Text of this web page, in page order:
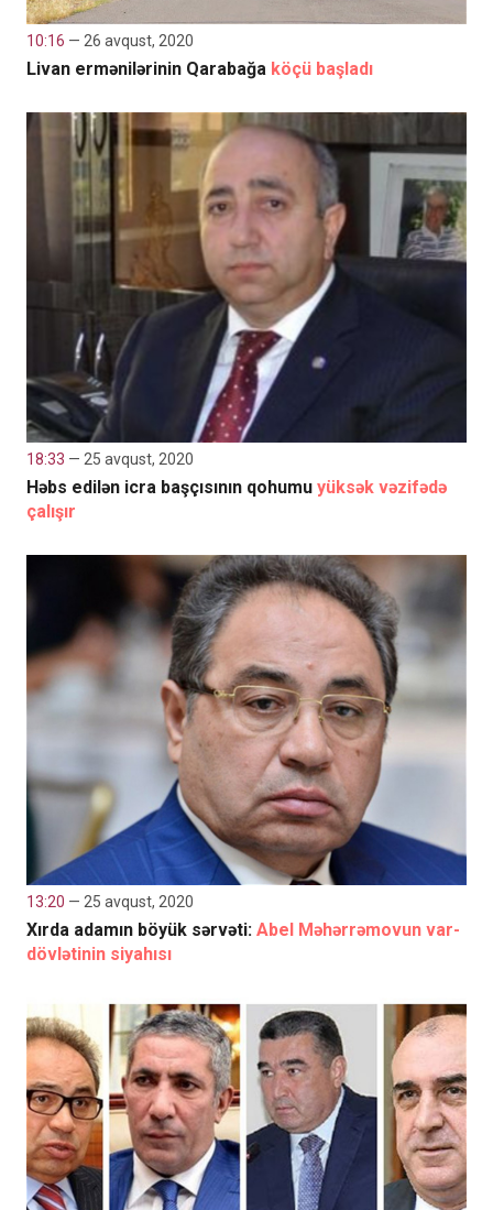
10:16 — 26 avqust, 2020
Livan ermənilərinin Qarabağa köçü başladı
18:33 — 25 avqust, 2020
Həbs edilən icra başçısının qohumu yüksək vəzifədə
çalışır
13:20 — 25 avqust, 2020
Xırda adamın böyük sərvəti: Abel Məhərrəmovun var-
dövlətinin siyahısı